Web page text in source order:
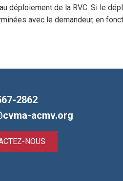
déploiement de la RVC. Si le
avec le demandeur, en
2862
acmv.org
NOUS